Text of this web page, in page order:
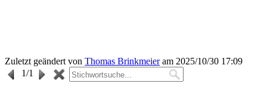
Zuletzt geändert von Thomas Brinkmeieram 2025/10/30 17:09
1/1